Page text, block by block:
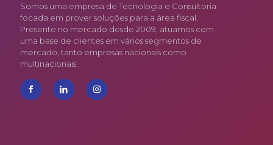
Somos uma empresa de Tecnologia e Consultoria
focada em prover soluções para a área fiscal.
Presente no mercado desde 2009, atuamos com
uma base de clientes em vários segmentos de
mercado, tanto empresas nacionais como
multinacionais.